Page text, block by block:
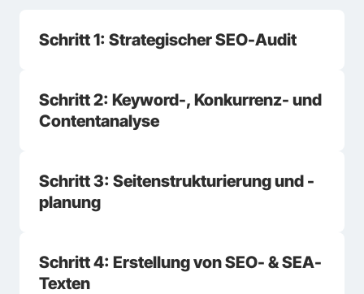
Schritt 1: Strategischer SEO-Audit
Schritt 2: Keyword-, Konkurrenz- und
Contentanalyse
Schritt 3: Seitenstrukturierung und -
planung
Schritt 4: Erstellung von SEO- & SEA-
Texten